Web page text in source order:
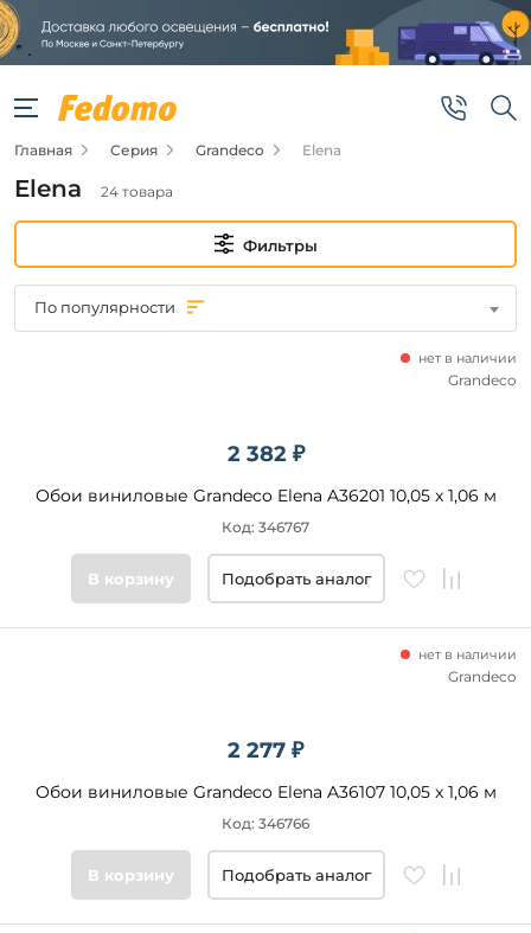
Фильтры
Цена
от
Главная Серия Grandeco Elena
Elena 24 товара
Фильтры
По популярности
2 382 ₽
Обои виниловые Grandeco Elena A36201 10,05 x 1,06 м
нет в наличии
Код: 346767
Grandeco
В корзину Подобрать аналог
2 277 ₽
Обои виниловые Grandeco Elena A36107 10,05 x 1,06 м
нет в наличии
Код: 346766
Grandeco
В корзину Подобрать аналог